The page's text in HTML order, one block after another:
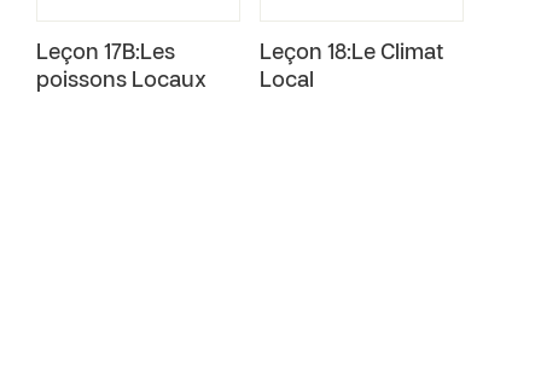
Leçon 17B:Les
poissons Locaux
Leçon 18:Le Climat
Local